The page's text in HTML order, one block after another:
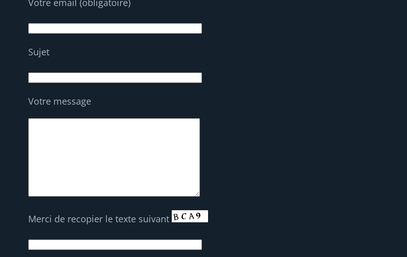
Votre email (obligatoire)
Sujet
Votre message
Merci de recopier le texte suivant